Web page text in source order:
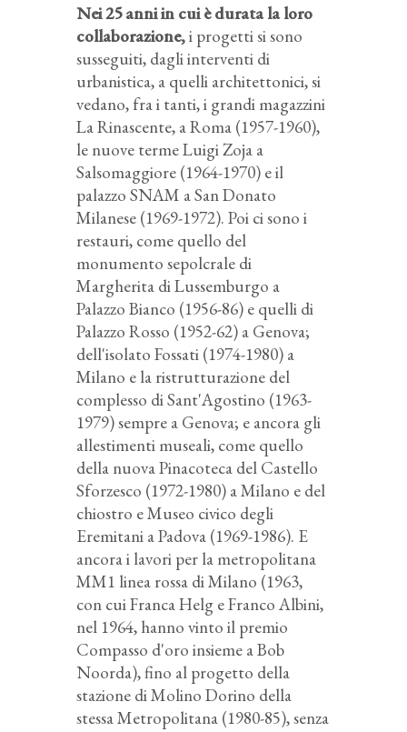
Nei 25 anni in cui è durata la loro
collaborazione,i progetti si sono
susseguiti, dagli interventi di
urbanistica, a quelli architettonici, si
vedano, fra i tanti, i grandi magazzini
La Rinascente, a Roma (1957-1960),
le nuove terme Luigi Zoja a
Salsomaggiore (1964-1970) e il
palazzo SNAM a San Donato
Milanese (1969-1972). Poi ci sono i
restauri, come quello del
monumento sepolcrale di
Margherita di Lussemburgo a
Palazzo Bianco (1956-86) e quelli di
Palazzo Rosso (1952-62) a Genova;
dell'isolato Fossati (1974-1980) a
Milano e la ristrutturazione del
complesso di Sant'Agostino (1963-
1979) sempre a Genova; e ancora gli
allestimenti museali, come quello
della nuova Pinacoteca del Castello
Sforzesco (1972-1980) a Milano e del
chiostro e Museo civico degli
Eremitani a Padova (1969-1986). E
ancora i lavori per la metropolitana
MM1 linea rossa di Milano (1963,
con cui Franca Helg e Franco Albini,
nel 1964, hanno vinto il premio
Compasso d'oro insieme a Bob
Noorda), fino al progetto della
stazione di Molino Dorino della
stessa Metropolitana (1980-85), senza